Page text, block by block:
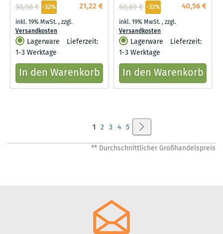
21,22 €
30,98 € -32%
inkl. 19% MwSt.,zzgl.
Versandkosten
Lagerware
Lieferzeit:
1-3 Werktage
In den Warenkorb
40,56 €
60,69 € -33%
inkl. 19% MwSt.,zzgl.
Versandkosten
Lagerware
Lieferzeit:
1-3 Werktage
In den Warenkorb
Sie
lesen
1 Seite
2 Seite
3 Seite
4 Seite
5
** Durchschnittlicher Großhandelspreis